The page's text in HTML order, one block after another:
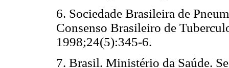
6. Sociedade Brasileira de
Consenso Brasileiro de
1998;24(5):345-6.
7. Brasil. Ministério da Saúde.